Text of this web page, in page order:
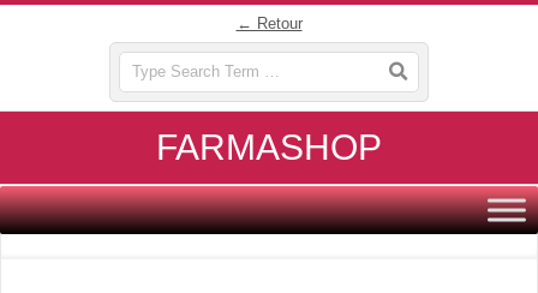
← Retour
FARMASHOP
Primary
Navigation